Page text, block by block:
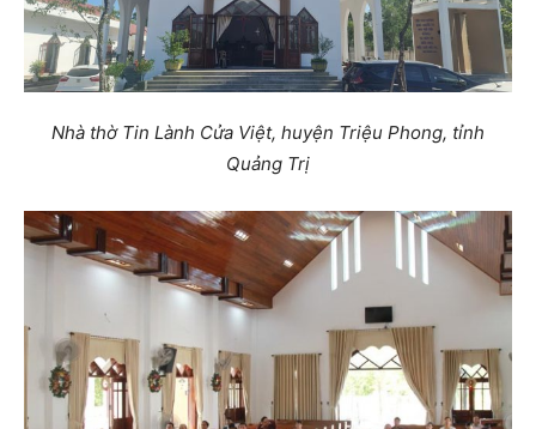
Nhà thờ Tin Lành Cửa Việt, huyện Triệu Phong, tỉnh
Quảng Trị